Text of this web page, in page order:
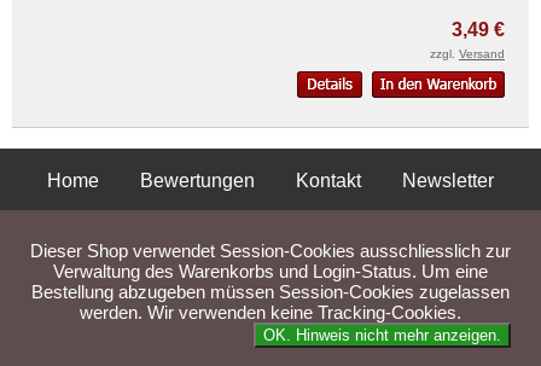
Orte mit L...
Orte mit M...
Orte mit O...
Orte mit P...
3,49 €
zzgl. Versand
Home Bewertungen Kontakt
Newsletter
Liefer- und Versandkosten
Dieser Shop verwendet Session-Cookies ausschliesslich zur
Verwaltung des Warenkorbs und Login-Status. Um eine
Bestellung abzugeben müssen Session-Cookies zugelassen
werden. Wir verwenden keine Tracking-Cookies.
OK. Hinweis nicht mehr anzeigen.